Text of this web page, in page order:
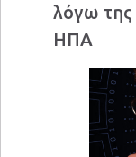
λόγω της
ΗΠΑ